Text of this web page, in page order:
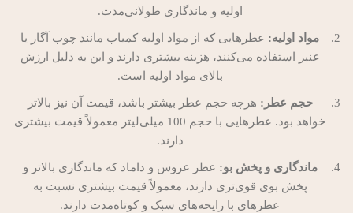
اولیه و ماندگاری طولانی‌مدت.
مواد اولیه: عطرهایی که از مواد اولیه کمیاب مانند چوب آگار یا
عنبر استفاده می‌کنند، هزینه بیشتری دارند و این به دلیل ارزش
بالای مواد اولیه است.
حجم عطر: هرچه حجم عطر بیشتر باشد، قیمت آن نیز بالاتر
خواهد بود. عطرهایی با حجم 100 میلی‌لیتر معمولاً قیمت بیشتری
دارند.
ماندگاری و پخش بو: عطر عروس و داماد که ماندگاری بالاتر و
پخش بوی قوی‌تری دارند، معمولاً قیمت بیشتری نسبت به
عطرهای با رایحه‌های سبک و کوتاه‌مدت دارند.